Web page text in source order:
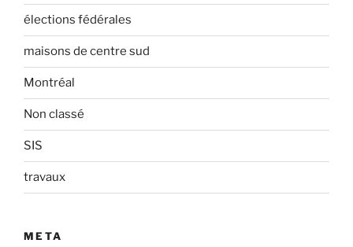
élections fédérales
maisons de centre sud
Montréal
Non classé
SIS
travaux
META